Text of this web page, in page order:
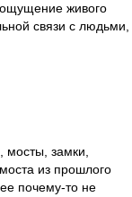
живого
связи с людьми,
замки,
из прошлого
почему-то не